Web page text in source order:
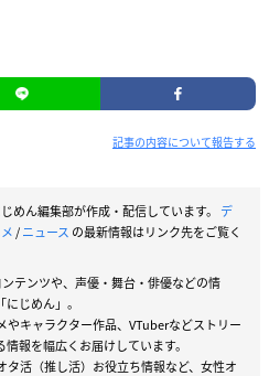
記事の内容について報告する
めん編集部が作成・配信しています。 デ
/ニュース の最新情報はリンク先をご覧く
テンツや、声優・舞台・俳優などの情
じめん」。
キャラクター作品、VTuberなどストリー
報を幅広くお届けしています。
活（推し活）お役立ち情報など、女性オ